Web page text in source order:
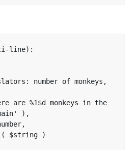
line):
),